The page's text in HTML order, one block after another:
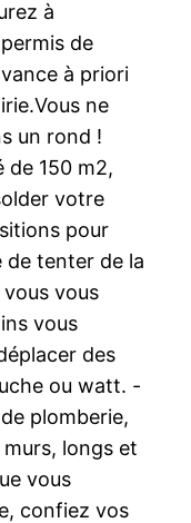
à
de
à priori
ne
un rond !
de 150 m2,
votre
pour
de tenter de la
vous
vous
des
ou watt. -
plomberie,
longs et
vous
confiez vos